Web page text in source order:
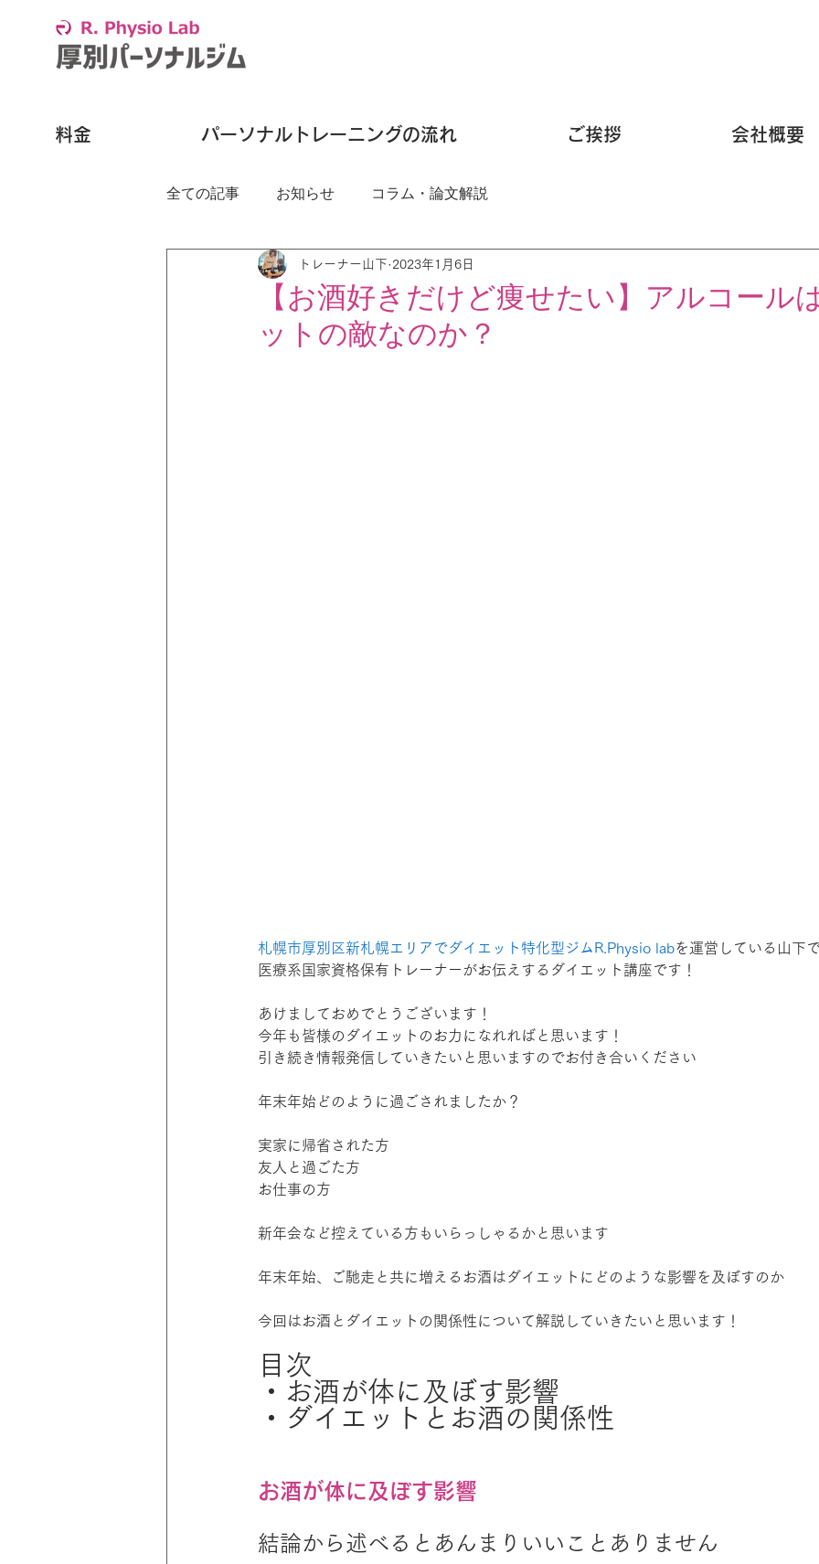
料金 パーソナルトレーニングの流れ ご挨拶 会社概要
全ての記事 お知らせ コラム・論文解説
【お酒好きだけど痩せたい】アルコール
ットの敵なのか？
トレーナー山下 2023年1月6日
札幌市厚別区新札幌エリアでダイエット特化型ジムR.Physio labを運営している山下
医療系国家資格保有トレーナーがお伝えするダイエット講座です！
あけましておめでとうございます！
今年も皆様のダイエットのお力になれればと思います！
引き続き情報発信していきたいと思いますのでお付き合いください
年末年始どのように過ごされましたか？
実家に帰省された方
友人と過ごた方
お仕事の方
新年会など控えている方もいらっしゃるかと思います
年末年始、ご馳走と共に増えるお酒はダイエットにどのような影響を及ぼすのか
今回はお酒とダイエットの関係性について解説していきたいと思います！
目次
・お酒が体に及ぼす影響
・ダイエットとお酒の関係性
お酒が体に及ぼす影響
結論から述べるとあんまりいいことありません